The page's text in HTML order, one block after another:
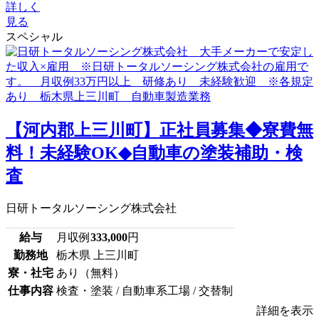
詳しく
見る
スペシャル
【河内郡上三川町】正社員募集◆寮費無
料！未経験OK◆自動車の塗装補助・検
査
日研トータルソーシング株式会社
給与 月収例 333,000円
勤務地
栃木県 上三川町
寮・社宅 あり（無料）
仕事内容 検査・塗装 / 自動車系工場 / 交替制
詳細を表示